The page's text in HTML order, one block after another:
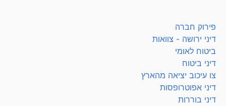
פירוק חברה
דיני ירושה - צוואות
ביטוח לאומי
דיני ביטוח
צו עיכוב יציאה מהארץ
דיני אפוטרופסות
דיני בוררות